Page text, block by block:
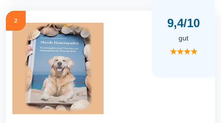
2 9,4/10
gut
★★★★